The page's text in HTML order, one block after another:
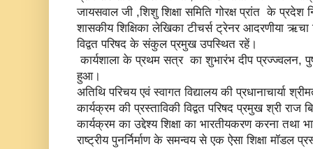
जायसवाल जी ,शिशु शिक्षा समिति गोरक्ष प्रांत के प्रदेश
शासकीय शिक्षिका लेखिका टीचर्स ट्रेनर आदरणीया ऋचा
विद्वत परिषद के संकुल प्रमुख उपस्थित रहें।
कार्यशाला के प्रथम सत्र का शुभारंभ दीप प्रज्ज्वलन,
हुआ।
अतिथि परिचय एवं स्वागत विद्यालय की प्रधानाचार्या
कार्यक्रम की प्रस्ताविकी विद्वत परिषद प्रमुख श्री राज
कार्यक्रम का उद्देश्य शिक्षा का भारतीयकरण करना तथा
राष्ट्रीय पुनर्निर्माण के समन्वय से एक ऐसा शिक्षा मॉडल